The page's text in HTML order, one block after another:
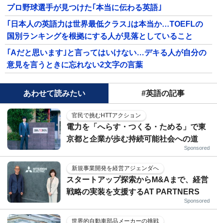
プロ野球選手が見つけた｢本当に伝わる英語｣
｢日本人の英語力は世界最低クラス｣は本当か…TOEFLの
国別ランキングを根拠にする人が見落としていること
｢Aだと思います｣と言ってはいけない…デキる人が自分の
意見を言うときに忘れない2文字の言葉
あわせて読みたい #英語の記事
官民で挑むHTTアクション
電力を「へらす・つくる・ためる」で東
京都と企業が歩む持続可能社会への道
Sponsored
新規事業開発を経営アジェンダへ
スタートアップ探索からM&Aまで、経営
戦略の実装を支援するAT PARTNERS
Sponsored
世界的自動車部品メーカーの挑戦